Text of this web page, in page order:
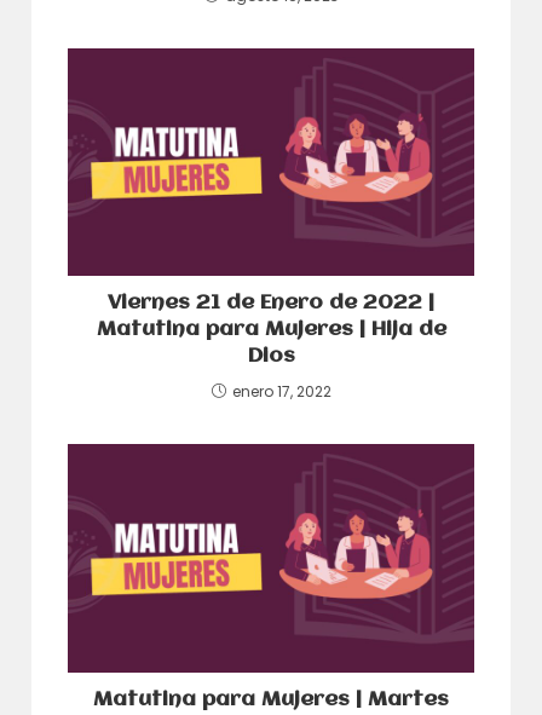
Viernes 21 de Enero de 2022 |
Matutina para Mujeres | Hija de
Dios
enero 17, 2022
Matutina para Mujeres | Martes